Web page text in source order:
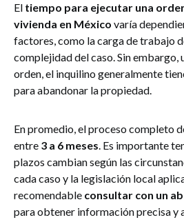
El tiempo para ejecutar una
vivienda en México varía
factores, como la carga de trabajo
complejidad del caso. Sin embargo,
orden, el inquilino generalmente
para abandonar la propiedad.
En promedio, el proceso completo
entre 3 a 6 meses. Es importante
plazos cambian según las
cada caso y la legislación local
recomendable consultar con un
para obtener información precisa y